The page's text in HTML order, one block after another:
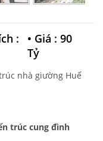
:
• Giá : 90
Tỷ
nhà giường Huế
trúc cung đình